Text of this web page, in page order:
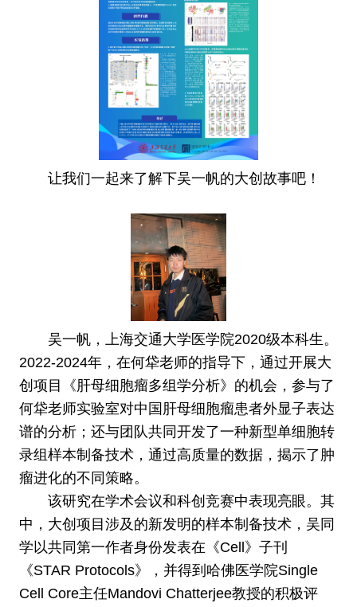
让我们一起来了解下吴一帆的大创故事吧！
吴一帆，上海交通大学医学院2020级本科生。
2022-2024年，在何牮老师的指导下，通过开展大
创项目《肝母细胞瘤多组学分析》的机会，参与了
何牮老师实验室对中国肝母细胞瘤患者外显子表达
谱的分析；还与团队共同开发了一种新型单细胞转
录组样本制备技术，通过高质量的数据，揭示了肿
瘤进化的不同策略。
该研究在学术会议和科创竞赛中表现亮眼。其
中，大创项目涉及的新发明的样本制备技术，吴同
学以共同第一作者身份发表在《Cell》子刊
《STAR Protocols》，并得到哈佛医学院Single
Cell Core主任Mandovi Chatterjee教授的积极评